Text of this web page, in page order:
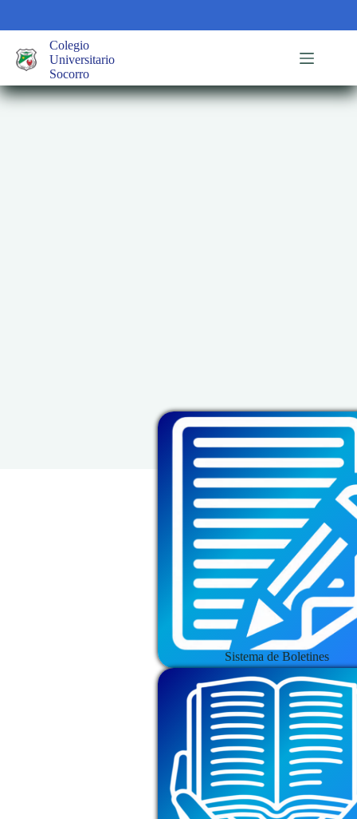
contenido
Colegio
Universitario
Socorro
Sistema de Boletines